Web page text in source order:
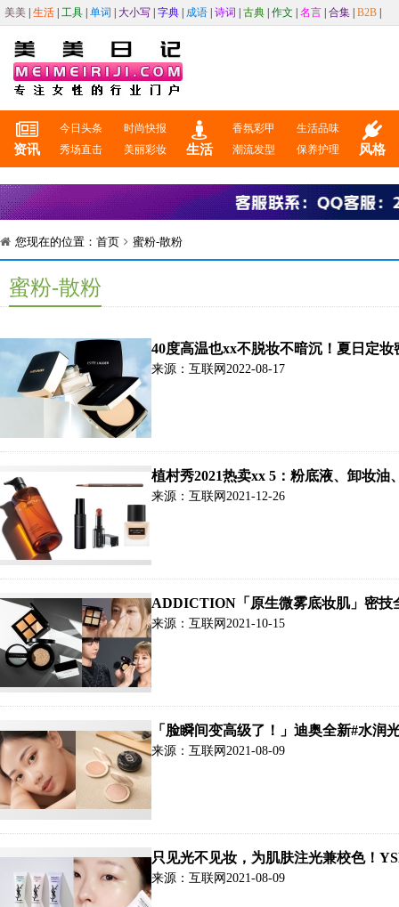
美美 生活 工具 单词 大小写 字典 成语 诗词 古典 作文 名言 合集 B2B
资讯
今日头条
时尚快报
秀场直击
美丽彩妆 生活
香氛彩甲
生活品味
潮流发型
保养护理 风格
您现在的位置： 首页 蜜粉-散粉
蜜粉-散粉
40度高温也xx不脱妆不暗沉！夏日定
爆汗油田也能清爽一整天！
来源：互联网 2022-08-17
植村秀2021热卖xx 5：粉底液、卸妆
来源：互联网 2021-12-26
ADDICTION「原生微雾底妆肌」密技
来源：互联网 2021-10-15
「脸瞬间变高级了！」迪奥全新#水
来源：互联网 2021-08-09
只见光不见妆，为肌肤注光兼校色！
光！
来源：互联网 2021-08-09